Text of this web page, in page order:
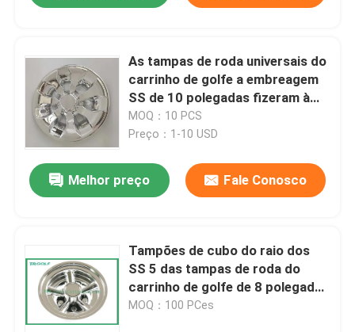
Produtos
Sobre nós
As tampas de roda universais do
carrinho de golfe a embreagem
SS de 10 polegadas fizeram à
máquina a instalação fácil
MOQ：10 PCS
Preço：1-10 USD
Melhor preço Fale Conosco
Tampões de cubo do raio dos
SS 5 das tampas de roda do
carrinho de golfe de 8 polegadas
para as rodas de aço 330g
MOQ：100 PCes